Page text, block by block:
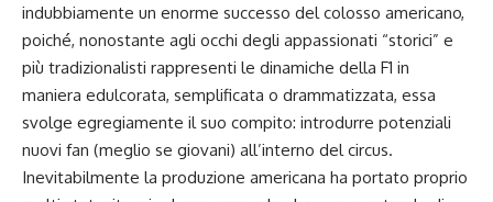
indubbiamente un enorme successo del colosso americano,
poiché, nonostante agli occhi degli appassionati “storici” e
più tradizionalisti rappresenti le dinamiche della F1 in
maniera edulcorata, semplificata o drammatizzata, essa
svolge egregiamente il suo compito: introdurre potenziali
nuovi fan (meglio se giovani) all’interno del circus.
Inevitabilmente la produzione americana ha portato proprio